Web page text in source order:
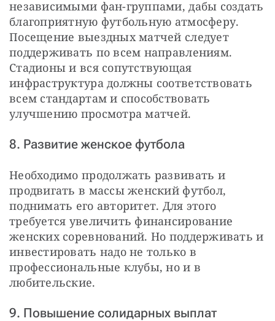
независимыми фан-группами, дабы создать
благоприятную футбольную атмосферу.
Посещение выездных матчей следует
поддерживать по всем направлениям.
Стадионы и вся сопутствующая
инфраструктура должны соответствовать
всем стандартам и способствовать
улучшению просмотра матчей.
8. Развитие женское футбола
Необходимо продолжать развивать и
продвигать в массы женский футбол,
поднимать его авторитет. Для этого
требуется увеличить финансирование
женских соревнований. Но поддерживать и
инвестировать надо не только в
профессиональные клубы, но и в
любительские.
9. Повышение солидарных выплат